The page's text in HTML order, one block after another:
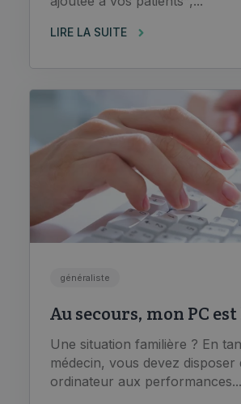
LIRE LA SUITE
généraliste
Au secours, mon PC
Une situation familière ? En
médecin, vous devez disposer
ordinateur aux performances...